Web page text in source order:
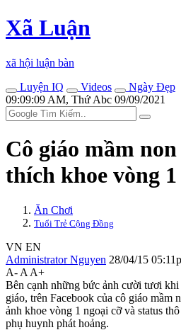
Xã Luận
xã hội luận bàn
Luyện IQ
Videos
Ngày Đẹp
09:09:09 AM, Thứ Abc 09/09/2021
Cô giáo mầm
thích khoe vòng
Ăn Chơi
Tuổi Trẻ Cộng Đồng
VN EN
Administrator Nguyen 28/04/15
A- A A+
Bên cạnh những bức ảnh cười tươi khi
giáo, trên Facebook của cô giáo mầm
ảnh khoe vòng 1 ngoại cỡ và status
phụ huynh phát hoảng.